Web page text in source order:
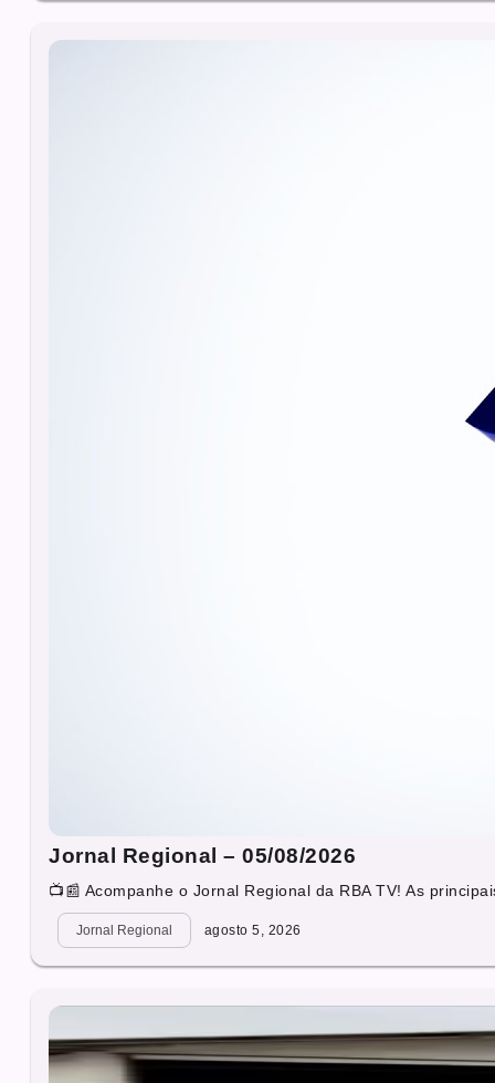
Jornal Regional – 05/08/2026
📺📰 Acompanhe o Jornal Regional da RBA TV! As
Jornal Regional agosto 5, 2026